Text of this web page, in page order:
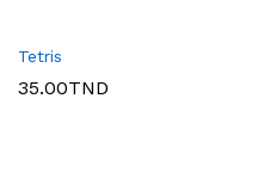
Tetris
35.00TND